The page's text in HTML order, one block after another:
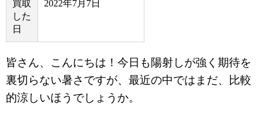
買取
した
日
2022年7月7日
皆さん、こんにちは！今日も陽射しが強く期待を
裏切らない暑さですが、最近の中ではまだ、比較
的涼しいほうでしょうか。